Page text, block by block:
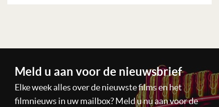
Meld u aan voor de nieuwsbrief
Elke week alles over de nieuwste films en het
filmnieuws in uw mailbox? Meld u nu aan voor de